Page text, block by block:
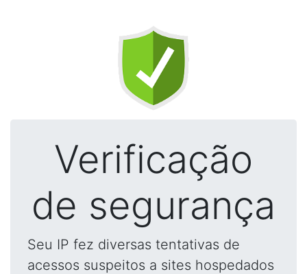
Verificação
de segurança
Seu IP fez diversas tentativas de
acessos suspeitos a sites hospedados